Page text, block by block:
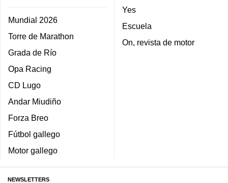
Mundial 2026
Torre de Marathon
Grada de Río
Opa Racing
CD Lugo
Andar Miudiño
Forza Breo
Fútbol gallego
Motor gallego
Yes
Escuela
On, revista de motor
NEWSLETTERS